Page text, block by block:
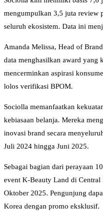
mengumpulkan 3,5 juta review
seluruh ekosistem. Data ini
Amanda Melissa, Head of
data menghasilkan award yang
mencerminkan aspirasi
lolos verifikasi BPOM.
Sociolla memanfaatkan
kebiasaan belanja. Mereka
inovasi brand secara
Juli 2024 hingga Juni 2025.
Sebagai bagian dari perayaan
event K-Beauty Land di Central
Oktober 2025. Pengunjung
Korea dengan promo eksklusif.